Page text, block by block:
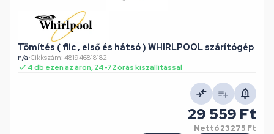
Tömítés ( filc , első és hátsó ) WHIRLPOOL szárítógép
n/a•Cikkszám: 481946818182
4 db ezen az áron, 24-72 órás kiszállítással
29 559 Ft
Nettó23 275 Ft